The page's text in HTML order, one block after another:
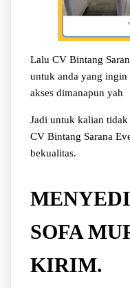
Lalu CV Bintang
untuk anda yang ingin
akses dimanapun yah
Jadi untuk kalian
CV Bintang Sarana
bekualitas.
SOFA
KIRIM.